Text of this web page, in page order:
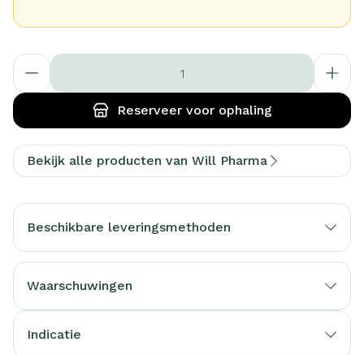
Aantal
Reserveervoor ophaling
Bekijk alle producten van Will Pharma
Beschikbare leveringsmethoden
Waarschuwingen
Indicatie